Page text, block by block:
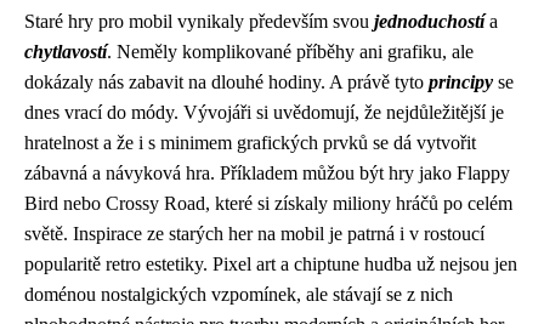
Staré hry pro mobil vynikaly především svou jednoduchostía
chytlavostí. Neměly komplikované příběhy ani grafiku, ale
dokázaly nás zabavit na dlouhé hodiny. A právě tyto principy se
dnes vrací do módy. Vývojáři si uvědomují, že nejdůležitější je
hratelnost a že i s minimem grafických prvků se dá vytvořit
zábavná a návyková hra. Příkladem můžou být hry jako Flappy
Bird nebo Crossy Road, které si získaly miliony hráčů po celém
světě. Inspirace ze starých her na mobil je patrná i v rostoucí
popularitě retro estetiky. Pixel art a chiptune hudba už nejsou jen
doménou nostalgických vzpomínek, ale stávají se z nich